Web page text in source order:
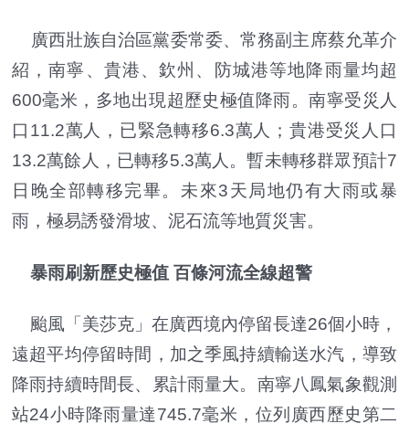
廣西壯族自治區黨委常委、常務副主席蔡允革介
紹，南寧、貴港、欽州、防城港等地降雨量均超
600毫米，多地出現超歷史極值降雨。南寧受災人
口11.2萬人，已緊急轉移6.3萬人；貴港受災人口
13.2萬餘人，已轉移5.3萬人。暫未轉移群眾預計7
日晚全部轉移完畢。未來3天局地仍有大雨或暴
雨，極易誘發滑坡、泥石流等地質災害。
暴雨刷新歷史極值 百條河流全線超警
颱風「美莎克」在廣西境內停留長達26個小時，
遠超平均停留時間，加之季風持續輸送水汽，導致
降雨持續時間長、累計雨量大。南寧八鳳氣象觀測
站24小時降雨量達745.7毫米，位列廣西歷史第二